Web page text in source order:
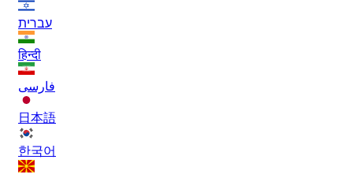
עברית
हिन्दी
فارسی
日本語
한국어